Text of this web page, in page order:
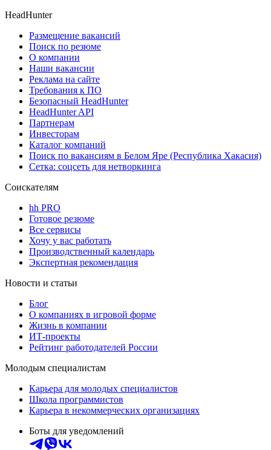
HeadHunter
Размещение вакансий
Поиск по резюме
О компании
Наши вакансии
Реклама на сайте
Требования к ПО
Безопасный HeadHunter
HeadHunter API
Партнерам
Инвесторам
Каталог компаний
Поиск по вакансиям в Белом Яре (Республика Хакасия)
Сетка: соцсеть для нетворкинга
Соискателям
hh PRO
Готовое резюме
Все сервисы
Хочу у вас работать
Производственный календарь
Экспертная рекомендация
Новости и статьи
Блог
О компаниях в игровой форме
Жизнь в компании
ИТ-проекты
Рейтинг работодателей России
Молодым специалистам
Карьера для молодых специалистов
Школа программистов
Карьера в некоммерческих организациях
Боты для уведомлений